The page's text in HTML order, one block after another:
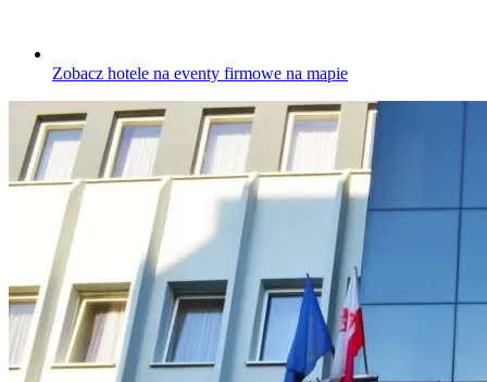
Zobacz hotele na eventy firmowe na mapie